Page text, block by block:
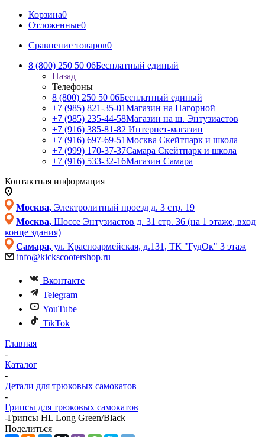
Корзина0
Отложенные0
Сравнение товаров0
8 (800) 250 50 06Бесплатный единый
Назад
Телефоны
8 (800) 250 50 06Бесплатный единый
+7 (985) 821-35-01Магазин на Нагорной
+7 (985) 235-44-58Магазин на ш. Энтузиастов
+7 (916) 385-81-82 Интернет-магазин
+7 (916) 697-69-51Москва Скейтпарк и школа
+7 (999) 170-37-37Самара Скейтпарк и школа
+7 (916) 533-32-16Магазин Самара
Контактная информация
Москва, Электролитный проезд д. 3 стр. 19
Москва, Шоссе Энтузиастов д. 31 стр. 36 (на 1 этаже, вход
конце здания)
Самара, ул. Красноармейская, д.131, ТК "ГудОк" 3 этаж
info@kickscootershop.ru
Вконтакте
Telegram
YouTube
TikTok
Главная
-
Каталог
-
Детали для трюковых самокатов
-
Грипсы для трюковых самокатов
-Грипсы HL Long Green/Black
Поделиться